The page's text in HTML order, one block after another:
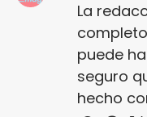
La
puede
seguro
hecho